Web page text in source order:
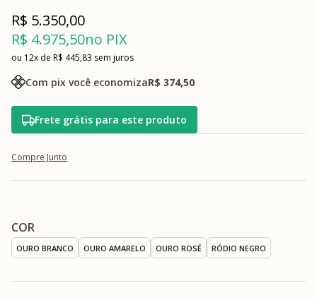
R$ 4.975,50no PIX
R$ 5.350,00
12x R$ 445,83 sem juros
Com pix você economizaR$ 374,50
Frete grátis para este produto
Compre Junto
COR
OURO BRANCO OURO AMARELO OURO ROSÉ RÓDIO NEGRO